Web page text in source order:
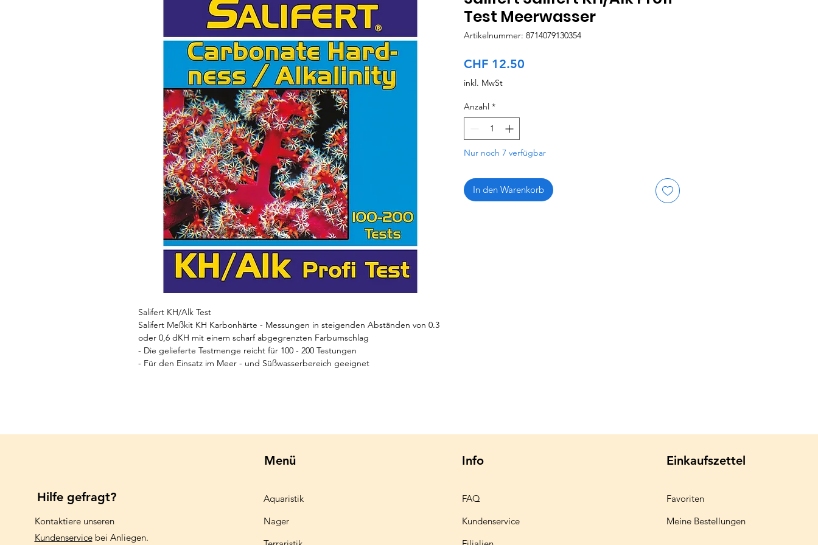
Salifert KH/Alk Test
Salifert Meßkit KH Karbonhärte - Messungen in steigenden Abständen von 0.3
oder 0,6 dKH mit einem scharf abgegrenzten Farbumschlag
- Die gelieferte Testmenge reicht für 100 - 200 Testungen
- Für den Einsatz im Meer - und Süßwasserbereich geeignet
Test Meerwasser
Artikelnummer: 8714079130354
CHF 12.50
inkl. MwSt
Anzahl *
Nur noch 7 verfügbar
In den Warenkorb
Hilfe gefragt?
Kontaktiere unseren
Kundenservicebei Anliegen.
Menü
Aquaristik
Nager
Info
FAQ
Kundenservice
Einkaufszettel
Favoriten
Meine Bestellungen